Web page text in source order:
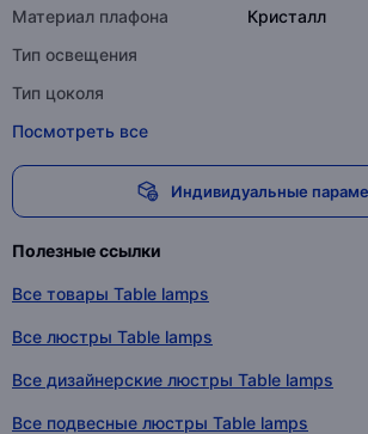
Материал плафона
Кристалл
Тип освещения
Тип цоколя
Посмотреть все
Индивидуальные
Полезные ссылки
Все товары Table lamps
Все люстры Table lamps
Все дизайнерские люстры Table lamps
Все подвесные люстры Table lamps